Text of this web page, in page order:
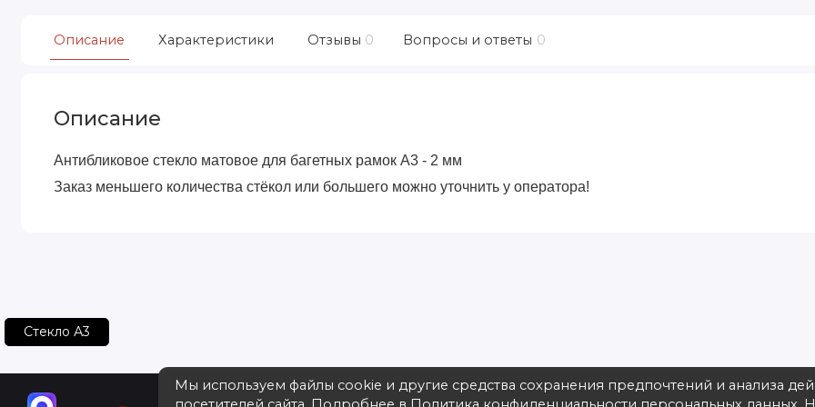
Описание Характеристики Отзывы 0 Вопросы и ответы 0
Описание
Антибликовое стекло матовое для багетных рамок А3 - 2 мм
Заказ меньшего количества стёкол или большего можно уточнить у оператора!
Стекло А3
Мы используем файлы cookie и другие средства сохранения предпочтений и анализа